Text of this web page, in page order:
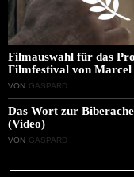
Filmauswahl für das
Filmfestival von
VON GASPARD
Das Wort zur
(Video)
VON GASPARD